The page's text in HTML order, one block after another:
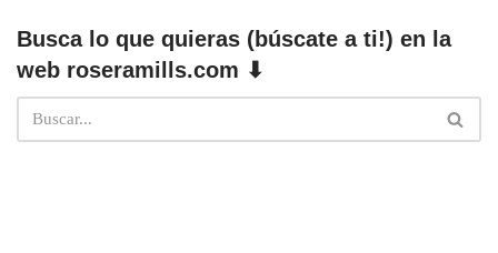
Busca lo que quieras (búscate a ti!) en la
web roseramills.com ⬇